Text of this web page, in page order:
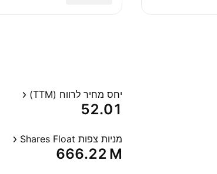
יחס מחיר לרווח (TTM)
52.01
מניות צפות Shares Float
‪666.22 M‬